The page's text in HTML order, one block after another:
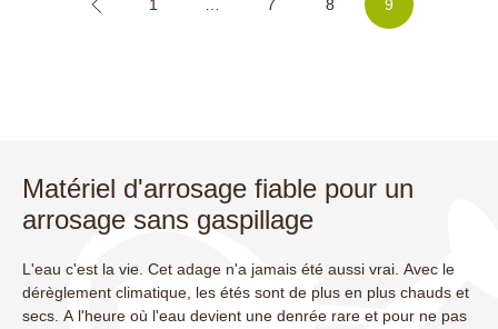
1 7 8 9
Matériel d'arrosage fiable pour un
arrosage sans gaspillage
L'eau c'est la vie. Cet adage n'a jamais été aussi vrai. Avec le
dérèglement climatique, les étés sont de plus en plus chauds et
secs. A l'heure où l'eau devient une denrée rare et pour ne pas